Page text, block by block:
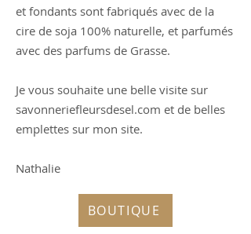
et fondants sont fabriqués avec de la
cire de soja 100% naturelle, et parfumés
avec des parfums de Grasse.
Je vous souhaite une belle visite sur
savonneriefleursdesel.com et de belles
emplettes sur mon site.
Nathalie
BOUTIQUE